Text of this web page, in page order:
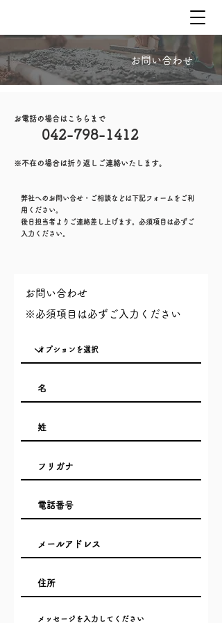
​お問い合わせ
お電話の場合はこちらまで
042-798-1412
※不在の場合は折り返しご連絡いたします。
弊社へのお問い合せ・ご相談などは下記フォームをご利
用ください。
後日担当者よりご連絡差し上げます。必須項目は必ずご
入力ください。
お問い合わせ
​※必須項目は必ずご入力ください